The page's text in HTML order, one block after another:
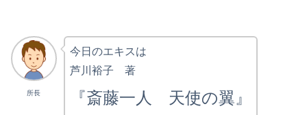
所長
今日のエキスは
芦川裕子 著
『斎藤一人 天使の翼』